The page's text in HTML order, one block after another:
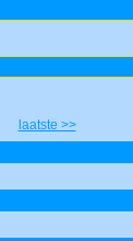
laatste >>